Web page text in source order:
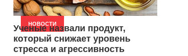
НОВОСТИ
Ученые назвали продукт,
который снижает уровень
стресса и агрессивность